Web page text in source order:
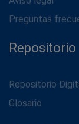
Preguntas
Repositorio
Repositorio
Glosario